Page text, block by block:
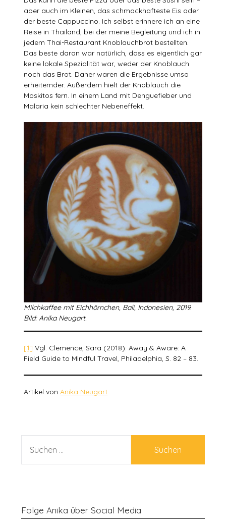
aber auch im Kleinen, das schmackhafteste Eis oder
der beste Cappuccino. Ich selbst erinnere ich an eine
Reise in Thailand, bei der meine Begleitung und ich in
jedem Thai-Restaurant Knoblauchbrot bestellten.
Das beste daran war natürlich, dass es eigentlich gar
keine lokale Spezialität war, weder der Knoblauch
noch das Brot. Daher waren die Ergebnisse umso
erheiternder. Außerdem hielt der Knoblauch die
Moskitos fern. In einem Land mit Denguefieber und
Malaria kein schlechter Nebeneffekt.
Milchkaffee mit Eichhörnchen, Bali, Indonesien, 2019.
Bild: Anika Neugart.
[1] Vgl. Clemence, Sara (2018): Away & Aware: A
Field Guide to Mindful Travel, Philadelphia, S. 82 – 83.
Artikel vonAnika Neugart
NACH:
Folge Anika über Social Media